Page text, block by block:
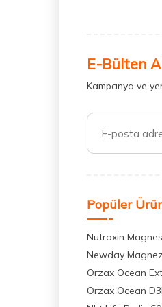
E-Bülten
Kampanya ve
Popüler
Nutraxin
Newday
Orzax Ocean
Orzax Ocean